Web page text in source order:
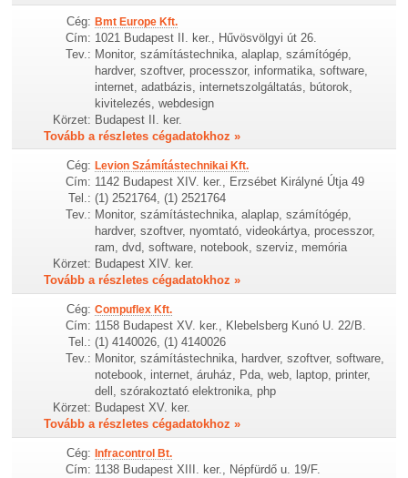
Cég: Bmt Europe Kft.
Cím: 1021 Budapest II. ker., Hűvösvölgyi út 26.
Tev.: Monitor, számítástechnika, alaplap, számítógép,
hardver, szoftver, processzor, informatika, software,
internet, adatbázis, internetszolgáltatás, bútorok,
kivitelezés, webdesign
Körzet: Budapest II. ker.
Tovább a részletes cégadatokhoz »
Cég: Levion Számítástechnikai Kft.
Cím: 1142 Budapest XIV. ker., Erzsébet Királyné Útja 49
Tel.: (1) 2521764, (1) 2521764
Tev.: Monitor, számítástechnika, alaplap, számítógép,
hardver, szoftver, nyomtató, videokártya, processzor,
ram, dvd, software, notebook, szerviz, memória
Körzet: Budapest XIV. ker.
Tovább a részletes cégadatokhoz »
Cég: Compuflex Kft.
Cím: 1158 Budapest XV. ker., Klebelsberg Kunó U. 22/B.
Tel.: (1) 4140026, (1) 4140026
Tev.: Monitor, számítástechnika, hardver, szoftver, software,
notebook, internet, áruház, Pda, web, laptop, printer,
dell, szórakoztató elektronika, php
Körzet: Budapest XV. ker.
Tovább a részletes cégadatokhoz »
Cég: Infracontrol Bt.
Cím: 1138 Budapest XIII. ker., Népfürdő u. 19/F.